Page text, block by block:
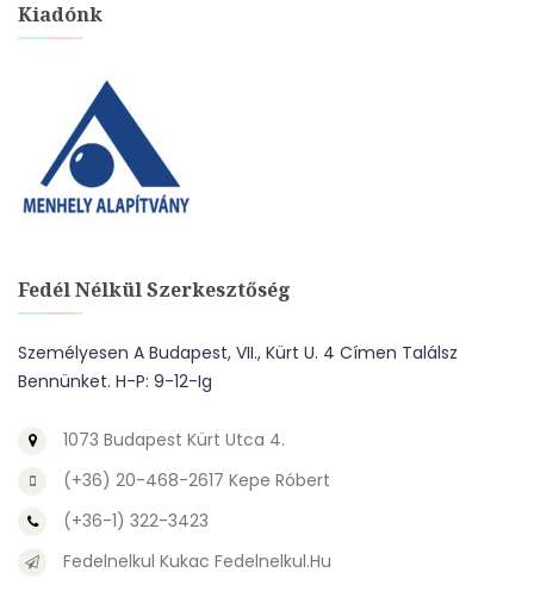
Kiadónk
Fedél Nélkül Szerkesztőség
Személyesen A Budapest, VII., Kürt U. 4 Címen Találsz
Bennünket. H-P: 9-12-Ig
1073 Budapest Kürt Utca 4.
(+36) 20-468-2617 Kepe Róbert
(+36-1) 322-3423
Fedelnelkul Kukac Fedelnelkul.hu